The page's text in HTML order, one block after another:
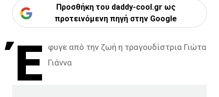
Προσθήκη του daddy-cool.gr ως
προτεινόμενη πηγή στην Google
Έ
φυγε από την ζωή η τραγουδίστρια Γιώτα
Γιάννα